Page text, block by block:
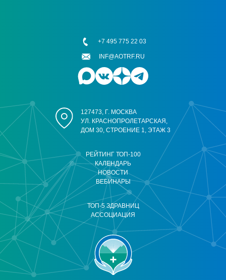
РЕЙТИНГ ТОП-100
КАЛЕНДАРЬ
НОВОСТИ
ВЕБИНАРЫ
ТОП-5 ЗДРАВНИЦ
АССОЦИАЦИЯ
127473, Г. МОСКВА
УЛ. КРАСНОПРОЛЕТАРСКАЯ,
ДОМ 30, СТРОЕНИЕ 1, ЭТАЖ 3
+7 495 775 22 03
INF@AOTRF.RU